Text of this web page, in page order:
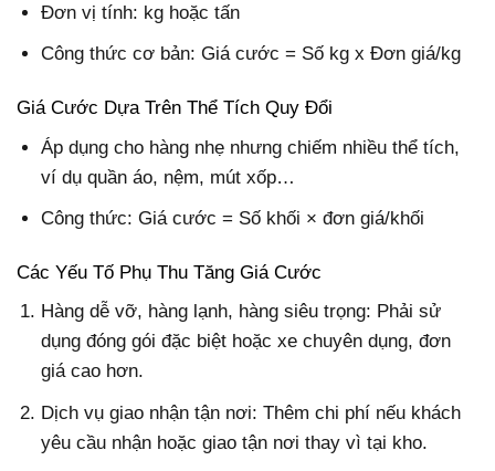
Đơn vị tính: kg hoặc tấn
Công thức cơ bản: Giá cước = Số kg x Đơn giá/kg
Giá Cước Dựa Trên Thể Tích Quy Đổi
Áp dụng cho hàng nhẹ nhưng chiếm nhiều thể tích,
ví dụ quần áo, nệm, mút xốp…
Công thức: Giá cước = Số khối × đơn giá/khối
Các Yếu Tố Phụ Thu Tăng Giá Cước
Hàng dễ vỡ, hàng lạnh, hàng siêu trọng: Phải sử
dụng đóng gói đặc biệt hoặc xe chuyên dụng, đơn
giá cao hơn.
Dịch vụ giao nhận tận nơi: Thêm chi phí nếu khách
yêu cầu nhận hoặc giao tận nơi thay vì tại kho.